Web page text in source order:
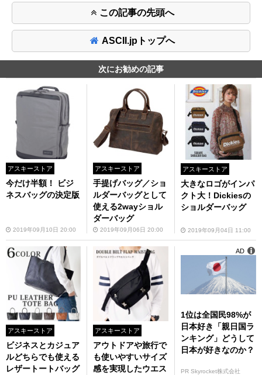
この記事の先頭へ
ASCII.jpトップへ
次にお勧めの記事
アスキーストア
今だけ半額！ ビジ
ネスバッグの決定版
2019年09月10日 20:00
アスキーストア
手提げバッグ／ショ
ルダーバッグとして
使える2wayショル
ダーバッグ
2019年09月06日 20:00
アスキーストア
大きなロゴがインパ
クト大！Dickiesの
ショルダーバッグ
2019年09月04日 11:00
アスキーストア
ビジネスとカジュア
ルどちらでも使える
レザートートバッグ
アスキーストア
アウトドアや旅行で
も使いやすいサイズ
感を実現したウエス
1位は全国民98%が
日本好き「親日国ラ
ンキング」どうして
日本が好きなのか？
PR Skyrocket株式会社
AD